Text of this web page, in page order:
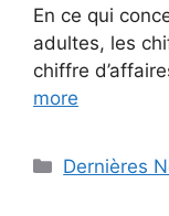
En ce qui
adultes, les
chiffre
more
Categories
Dernières